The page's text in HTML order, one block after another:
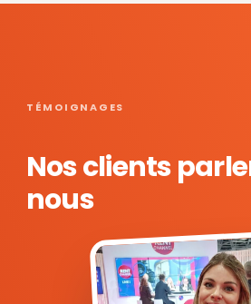
TÉMOIGNAGES
Nos clients
nous